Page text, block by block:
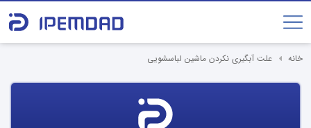
خانه علت آبگیری نکردن ماشین لباسشویی